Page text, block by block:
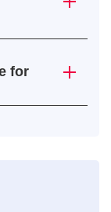
for